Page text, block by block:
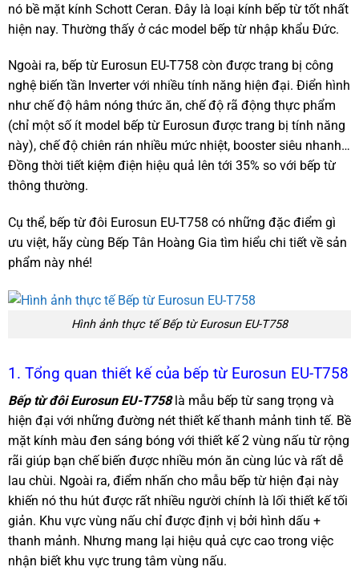
nó bề mặt kính Schott Ceran. Đây là loại kính bếp từ tốt nhất
hiện nay. Thường thấy ở các model bếp từ nhập khẩu Đức.
Ngoài ra, bếp từ Eurosun EU-T758 còn được trang bị công
nghệ biến tần Inverter với nhiều tính năng hiện đại. Điển hình
như chế độ hâm nóng thức ăn, chế độ rã động thực phẩm
(chỉ một số ít model bếp từ Eurosun được trang bị tính năng
này), chế độ chiên rán nhiều mức nhiệt, booster siêu nhanh…
Đồng thời tiết kiệm điện hiệu quả lên tới 35% so với bếp từ
thông thường.
Cụ thể, bếp từ đôi Eurosun EU-T758 có những đặc điểm gì
ưu việt, hãy cùng Bếp Tân Hoàng Gia tìm hiểu chi tiết về sản
phẩm này nhé!
Hình ảnh thực tế Bếp từ Eurosun EU-T758
1. Tổng quan thiết kế của bếp từ Eurosun EU-T758
Bếp từ đôi Eurosun EU-T758 là mẫu bếp từ sang trọng và
hiện đại với những đường nét thiết kế thanh mảnh tinh tế. Bề
mặt kính màu đen sáng bóng với thiết kế 2 vùng nấu từ rộng
rãi giúp bạn chế biến được nhiều món ăn cùng lúc và rất dễ
lau chùi. Ngoài ra, điểm nhấn cho mẫu bếp từ hiện đại này
khiến nó thu hút được rất nhiều người chính là lối thiết kế tối
giản. Khu vực vùng nấu chỉ được định vị bởi hình dấu +
thanh mảnh. Nhưng mang lại hiệu quả cực cao trong việc
nhận biết khu vực trung tâm vùng nấu.